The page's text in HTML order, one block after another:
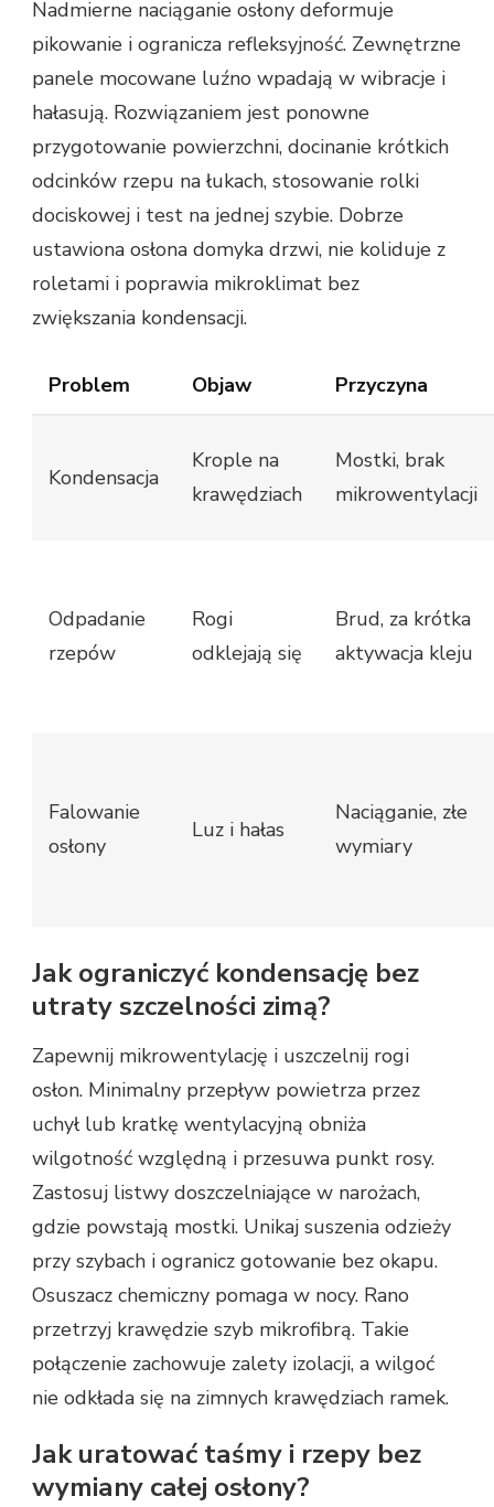
Nadmierne naciąganie osłony deformuje
pikowanie i ogranicza refleksyjność. Zewnętrzne
panele mocowane luźno wpadają w wibracje i
hałasują. Rozwiązaniem jest ponowne
przygotowanie powierzchni, docinanie krótkich
odcinków rzepu na łukach, stosowanie rolki
dociskowej i test na jednej szybie. Dobrze
ustawiona osłona domyka drzwi, nie koliduje z
roletami i poprawia mikroklimat bez
zwiększania kondensacji.
Problem Objaw Przyczyna
Kondensacja
Krople na
krawędziach
Mostki, brak
mikrowentylacji
Odpadanie
rzepów
Rogi
odklejają się
Brud, za krótka
aktywacja kleju
Falowanie
osłony
Luz i hałas
Naciąganie, złe
wymiary
Jak ograniczyć kondensację bez
utraty szczelności zimą?
Zapewnij mikrowentylację i uszczelnij rogi
osłon. Minimalny przepływ powietrza przez
uchył lub kratkę wentylacyjną obniża
wilgotność względną i przesuwa punkt rosy.
Zastosuj listwy doszczelniające w narożach,
gdzie powstają mostki. Unikaj suszenia odzieży
przy szybach i ogranicz gotowanie bez okapu.
Osuszacz chemiczny pomaga w nocy. Rano
przetrzyj krawędzie szyb mikrofibrą. Takie
połączenie zachowuje zalety izolacji, a wilgoć
nie odkłada się na zimnych krawędziach ramek.
Jak uratować taśmy i rzepy bez
wymiany całej osłony?